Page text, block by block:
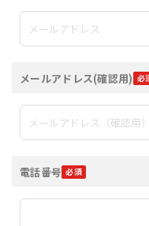
メールアドレス(確認用)
電話番号